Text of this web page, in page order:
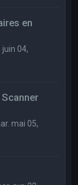
en
juin 04,
mai 05,